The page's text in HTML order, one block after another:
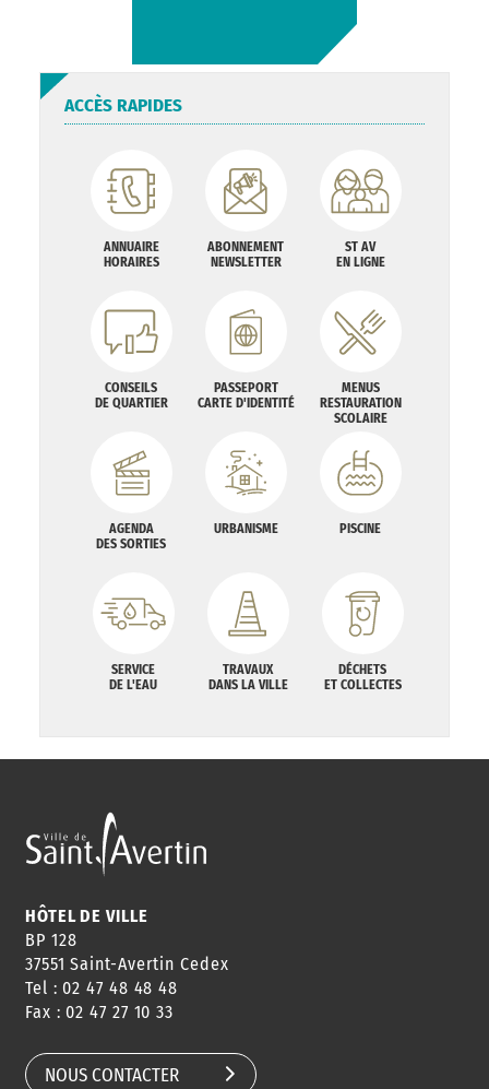
ACCÈS RAPIDES
ANNUAIRE
HORAIRES
ABONNEMENT
NEWSLETTER
ST AV
EN LIGNE
CONSEILS
DE QUARTIER
PASSEPORT
CARTE D'IDENTITÉ
MENUS
RESTAURATION
SCOLAIRE
AGENDA
DES SORTIES
URBANISME PISCINE
SERVICE
DE L'EAU
TRAVAUX
DANS LA VILLE
DÉCHETS
ET COLLECTES
HÔTEL DE VILLE
BP 128
37551 Saint-Avertin Cedex
Tel : 02 47 48 48 48
Fax : 02 47 27 10 33
NOUS CONTACTER